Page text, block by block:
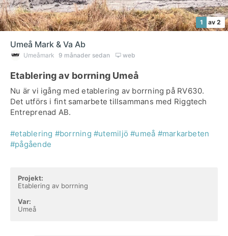
1 av 2
Umeå Mark & Va Ab
Umeåmark 9 månader sedan web
Etablering av borrning Umeå
Nu är vi igång med etablering av borrning på RV630.
Det utförs i fint samarbete tillsammans med Riggtech
Entreprenad AB.
#etablering #borrning #utemiljö #umeå #markarbeten
#pågående
Projekt:
Etablering av borrning
Var:
Umeå